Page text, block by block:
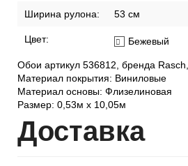
Ширина рулона: 53 см
Цвет: Бежевый
Обои артикул 536812, бренда
Материал покрытия: Виниловые
Материал основы: Флизелиновая
Размер: 0,53м x 10,05м
Доставка